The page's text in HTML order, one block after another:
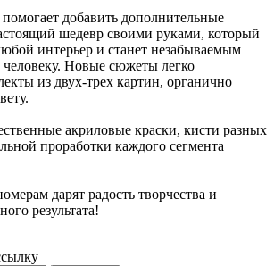
добавить дополнительные
шедевр своими руками, который
интерьер и станет незабываемым
Новые сюжеты легко
из двух-трех картин, органично
акриловые краски, кисти разных
проработки каждого сегмента
дарят радость творчества и
результата!